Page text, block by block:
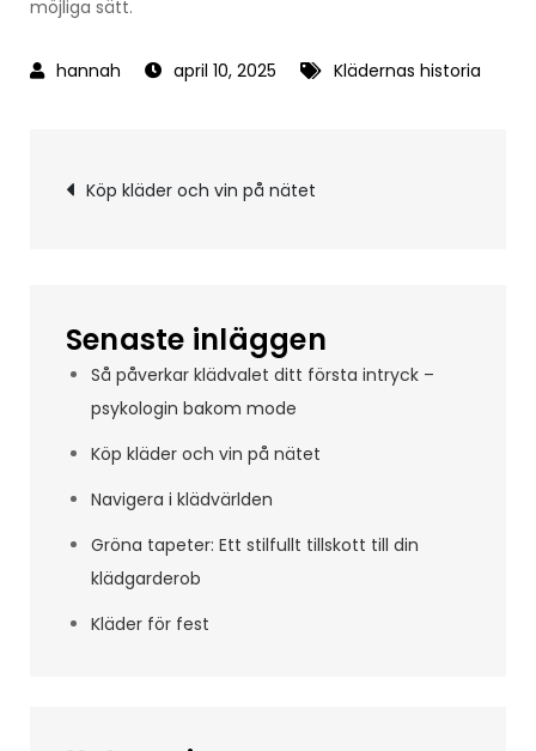
möjliga sätt.
april 10, 2025 Klädernas historia
Inläggsnavigering
Köp kläder och vin på nätet
Senaste inläggen
Så påverkar klädvalet ditt första intryck –
psykologin bakom mode
Köp kläder och vin på nätet
Navigera i klädvärlden
Gröna tapeter: Ett stilfullt tillskott till din
klädgarderob
Kläder för fest